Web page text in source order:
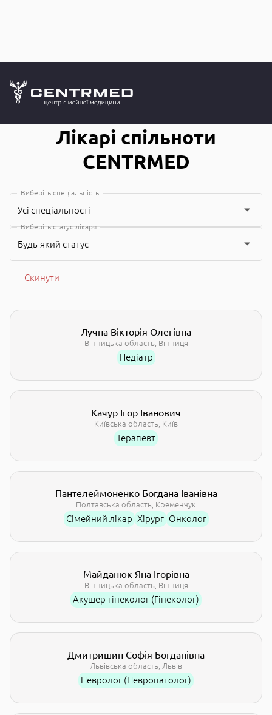
CENTRMED: Задай питання лікарю онлайн
Лікарі спільноти
CENTRMED
Виберіть спеціальність
Усі спеціальності
Виберіть статус лікаря
Будь-який статус
Скинути
Лучна Вікторія Олегівна
Вінницька область Вінниця
Педіатр
Качур Ігор Іванович
Kиївська область Київ
Терапевт
Пантелеймоненко Богдана Іванівна
Полтавська область Кременчук
Сімейний лікар Хірург Онколог
Майданюк Яна Ігорівна
Вінницька область Вінниця
Акушер-гінеколог (Гінеколог)
Дмитришин Софія Богданівна
Львівська область Львів
Невролог (Невропатолог)